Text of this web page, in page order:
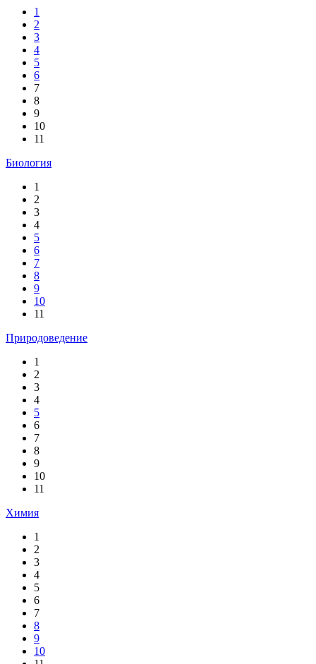
1
2
3
4
5
6
7
8
9
10
11
Биология
1
2
3
4
5
6
7
8
9
10
11
Природоведение
1
2
3
4
5
6
7
8
9
10
11
Химия
1
2
3
4
5
6
7
8
9
10